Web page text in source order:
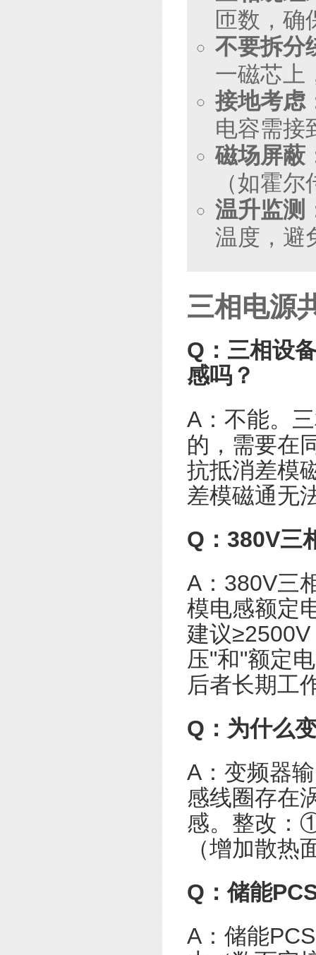
匝数，确
不要拆分
一磁芯上
接地考虑
电容需接
磁场屏蔽
（如霍
温升监测
温度，避
三相电源
Q：三相设
感吗？
A：不能。
的，需要在
抗抵消差模
差模磁通无
Q：380V三
A：380V三
模电感额定
建议
压"和"额定
后者长期工
Q：为什么
A：变频器
感线圈存在
感。整改：
（增加散
Q：储能
A：储能